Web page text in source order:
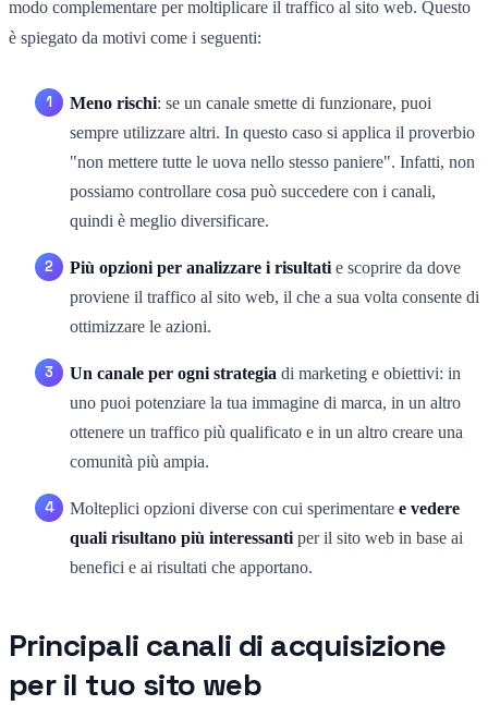
modo complementare per moltiplicare il traffico al sito web. Questo
è spiegato da motivi come i seguenti:
Meno rischi: se un canale smette di funzionare, puoi
sempre utilizzare altri. In questo caso si applica il proverbio
"non mettere tutte le uova nello stesso paniere". Infatti, non
possiamo controllare cosa può succedere con i canali,
quindi è meglio diversificare.
Più opzioni per analizzare i risultati e scoprire da dove
proviene il traffico al sito web, il che a sua volta consente di
ottimizzare le azioni.
Un canale per ogni strategia di marketing e obiettivi: in
uno puoi potenziare la tua immagine di marca, in un altro
ottenere un traffico più qualificato e in un altro creare una
comunità più ampia.
Molteplici opzioni diverse con cui sperimentare e vedere
quali risultano più interessanti per il sito web in base ai
benefici e ai risultati che apportano.
Principali canali di acquisizione
per il tuo sito web